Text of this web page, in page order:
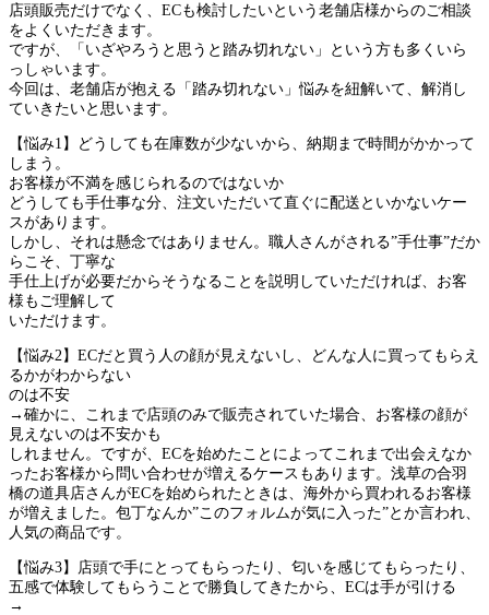
店頭販売だけでなく、ECも検討したいという老舗店様からのご相談
をよくいただきます。
ですが、「いざやろうと思うと踏み切れない」という方も多くいら
っしゃいます。
今回は、老舗店が抱える「踏み切れない」悩みを紐解いて、解消し
ていきたいと思います。
【悩み1】どうしても在庫数が少ないから、納期まで時間がかかって
しまう。
お客様が不満を感じられるのではないか
どうしても手仕事な分、注文いただいて直ぐに配送といかないケー
スがあります。
しかし、それは懸念ではありません。職人さんがされる”手仕事”だか
らこそ、丁寧な
手仕上げが必要だからそうなることを説明していただければ、お客
様もご理解して
いただけます。
【悩み2】ECだと買う人の顔が見えないし、どんな人に買ってもらえ
るかがわからない
のは不安
→確かに、これまで店頭のみで販売されていた場合、お客様の顔が
見えないのは不安かも
しれません。ですが、ECを始めたことによってこれまで出会えなか
ったお客様から問い合わせが増えるケースもあります。浅草の合羽
橋の道具店さんがECを始められたときは、海外から買われるお客様
が増えました。包丁なんか”このフォルムが気に入った”とか言われ、
人気の商品です。
【悩み3】店頭で手にとってもらったり、匂いを感じてもらったり、
五感で体験してもらうことで勝負してきたから、ECは手が引ける
→